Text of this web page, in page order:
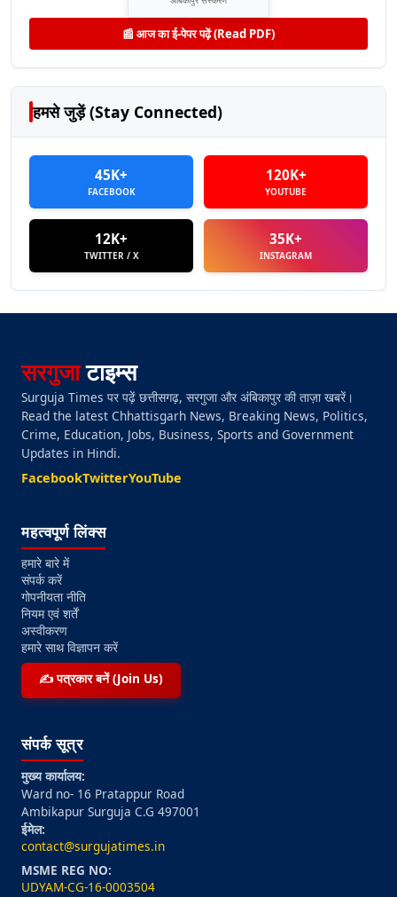
📰 आज का ई-पेपर पढ़ें (Read PDF)
हमसे जुड़ें (Stay Connected)
45K+
FACEBOOK
120K+
YOUTUBE
12K+
TWITTER / X
35K+
INSTAGRAM
सरगुजाटाइम्स
Surguja Times पर पढ़ें छत्तीसगढ़, सरगुजा और अंबिकापुर की ताज़ा खबरें।
Read the latest Chhattisgarh News, Breaking News, Politics,
Crime, Education, Jobs, Business, Sports and Government
Updates in Hindi.
FacebookTwitterYouTube
महत्वपूर्ण लिंक्स
हमारे बारे में
संपर्क करें
गोपनीयता नीति
नियम एवं शर्तें
अस्वीकरण
हमारे साथ विज्ञापन करें
✍️ पत्रकार बनें (Join Us)
संपर्क सूत्र
मुख्य कार्यालय:
Ward no- 16 Pratappur Road
Ambikapur Surguja C.G 497001
ईमेल:
contact@surgujatimes.in
MSME REG NO:
UDYAM-CG-16-0003504